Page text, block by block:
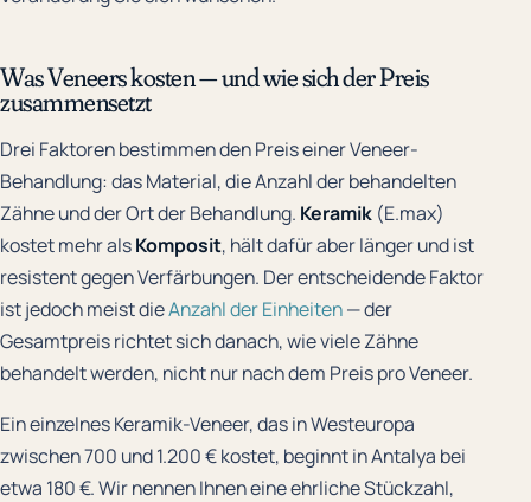
Was Veneers kosten — und wie sich der Preis
zusammensetzt
Drei Faktoren bestimmen den Preis einer Veneer-
Behandlung: das Material, die Anzahl der behandelten
Zähne und der Ort der Behandlung. Keramik (E.max)
kostet mehr alsKomposit, hält dafür aber länger und ist
resistent gegen Verfärbungen. Der entscheidende Faktor
ist jedoch meist dieAnzahl der Einheiten— der
Gesamtpreis richtet sich danach, wie viele Zähne
behandelt werden, nicht nur nach dem Preis pro Veneer.
Ein einzelnes Keramik-Veneer, das in Westeuropa
zwischen 700 und 1.200 € kostet, beginnt in Antalya bei
etwa 180 €. Wir nennen Ihnen eine ehrliche Stückzahl,